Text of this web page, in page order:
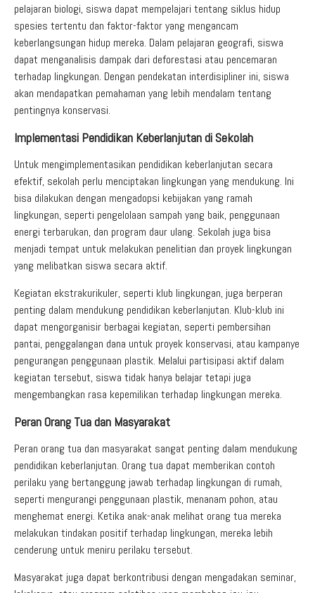
pelajaran biologi, siswa dapat mempelajari tentang siklus hidup
spesies tertentu dan faktor-faktor yang mengancam
keberlangsungan hidup mereka. Dalam pelajaran geografi, siswa
dapat menganalisis dampak dari deforestasi atau pencemaran
terhadap lingkungan. Dengan pendekatan interdisipliner ini, siswa
akan mendapatkan pemahaman yang lebih mendalam tentang
pentingnya konservasi.
Implementasi Pendidikan Keberlanjutan di Sekolah
Untuk mengimplementasikan pendidikan keberlanjutan secara
efektif, sekolah perlu menciptakan lingkungan yang mendukung. Ini
bisa dilakukan dengan mengadopsi kebijakan yang ramah
lingkungan, seperti pengelolaan sampah yang baik, penggunaan
energi terbarukan, dan program daur ulang. Sekolah juga bisa
menjadi tempat untuk melakukan penelitian dan proyek lingkungan
yang melibatkan siswa secara aktif.
Kegiatan ekstrakurikuler, seperti klub lingkungan, juga berperan
penting dalam mendukung pendidikan keberlanjutan. Klub-klub ini
dapat mengorganisir berbagai kegiatan, seperti pembersihan
pantai, penggalangan dana untuk proyek konservasi, atau kampanye
pengurangan penggunaan plastik. Melalui partisipasi aktif dalam
kegiatan tersebut, siswa tidak hanya belajar tetapi juga
mengembangkan rasa kepemilikan terhadap lingkungan mereka.
Peran Orang Tua dan Masyarakat
Peran orang tua dan masyarakat sangat penting dalam mendukung
pendidikan keberlanjutan. Orang tua dapat memberikan contoh
perilaku yang bertanggung jawab terhadap lingkungan di rumah,
seperti mengurangi penggunaan plastik, menanam pohon, atau
menghemat energi. Ketika anak-anak melihat orang tua mereka
melakukan tindakan positif terhadap lingkungan, mereka lebih
cenderung untuk meniru perilaku tersebut.
Masyarakat juga dapat berkontribusi dengan mengadakan seminar,